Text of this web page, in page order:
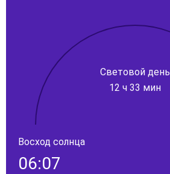
Световой день
12 ч 33 мин
Восход солнца
06:07